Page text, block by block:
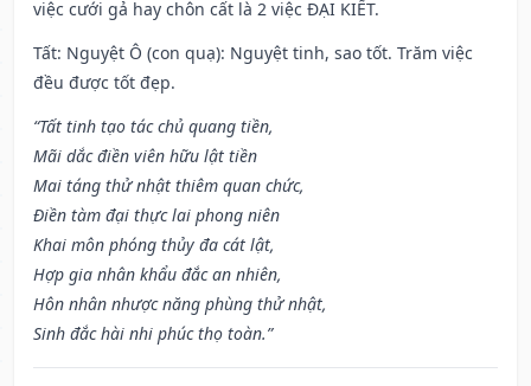
việc cưới gả hay chôn cất là 2 việc ĐẠI KIẾT.
Tất: Nguyệt Ô (con quạ): Nguyệt tinh, sao tốt. Trăm việc
đều được tốt đẹp.
“Tất tinh tạo tác chủ quang tiền,
Mãi dắc điền viên hữu lật tiền
Mai táng thử nhật thiêm quan chức,
Điền tàm đại thực lai phong niên
Khai môn phóng thủy đa cát lật,
Hợp gia nhân khẩu đắc an nhiên,
Hôn nhân nhược năng phùng thử nhật,
Sinh đắc hài nhi phúc thọ toàn.”